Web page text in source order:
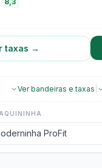
taxas →
Ver bandeiras e taxas
ProFit